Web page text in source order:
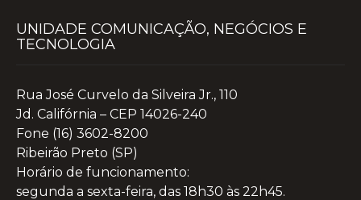
UNIDADE COMUNICAÇÃO, NEGÓCIOS E
TECNOLOGIA
Rua José Curvelo da Silveira Jr., 110
Jd. Califórnia – CEP 14026-240
Fone (16) 3602-8200
Ribeirão Preto (SP)
Horário de funcionamento:
segunda a sexta-feira, das 18h30 às 22h45.